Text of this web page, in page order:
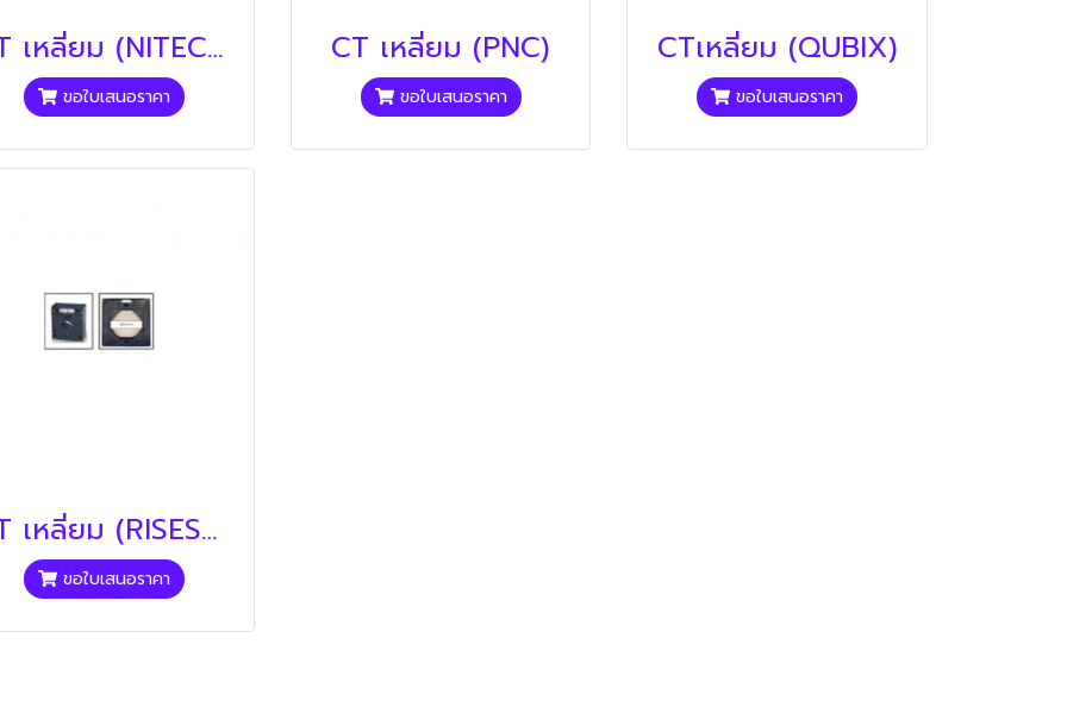
CT เหลี่ยม (NITECH)
ขอใบเสนอราคา
CT เหลี่ยม (PNC)
ขอใบเสนอราคา
CTเหลี่ยม (QUBIX)
ขอใบเสนอราคา
CT เหลี่ยม (RISESUN)
ขอใบเสนอราคา